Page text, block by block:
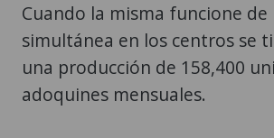
Cuando la misma funcione de
simultánea en los centros se
una producción de 158,400
adoquines mensuales.